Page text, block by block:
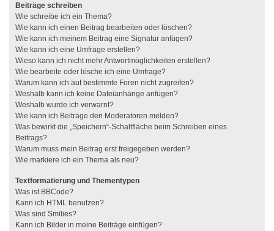
Beiträge schreiben
Wie schreibe ich ein Thema?
Wie kann ich einen Beitrag bearbeiten oder löschen?
Wie kann ich meinem Beitrag eine Signatur anfügen?
Wie kann ich eine Umfrage erstellen?
Wieso kann ich nicht mehr Antwortmöglichkeiten erstellen?
Wie bearbeite oder lösche ich eine Umfrage?
Warum kann ich auf bestimmte Foren nicht zugreifen?
Weshalb kann ich keine Dateianhänge anfügen?
Weshalb wurde ich verwarnt?
Wie kann ich Beiträge den Moderatoren melden?
Was bewirkt die „Speichern“-Schaltfläche beim Schreiben eines
Beitrags?
Warum muss mein Beitrag erst freigegeben werden?
Wie markiere ich ein Thema als neu?
Textformatierung und Thementypen
Was ist BBCode?
Kann ich HTML benutzen?
Was sind Smilies?
Kann ich Bilder in meine Beiträge einfügen?